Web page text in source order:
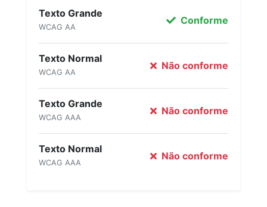
Texto Grande
WCAG AA
Conforme
Texto Normal
WCAG AA
Não conforme
Texto Grande
WCAG AAA
Não conforme
Texto Normal
WCAG AAA
Não conforme